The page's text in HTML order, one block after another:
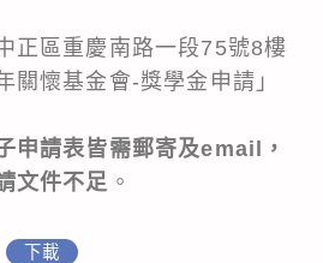
正區重慶南路一段75號8樓
關懷基金會-獎學金申請」
申請表皆需郵寄及email，
文件不足 。
下載